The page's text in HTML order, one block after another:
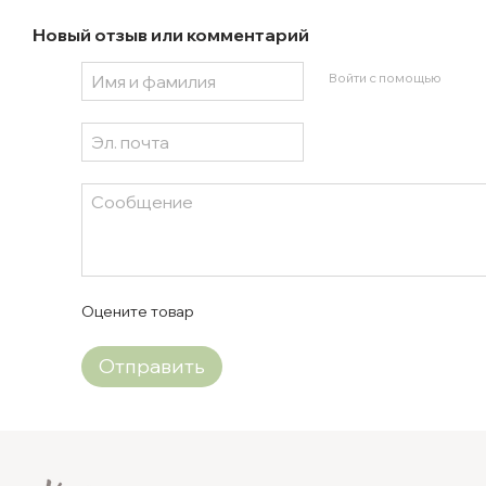
Новый отзыв или комментарий
Войти с помощью
Оцените товар
Отправить